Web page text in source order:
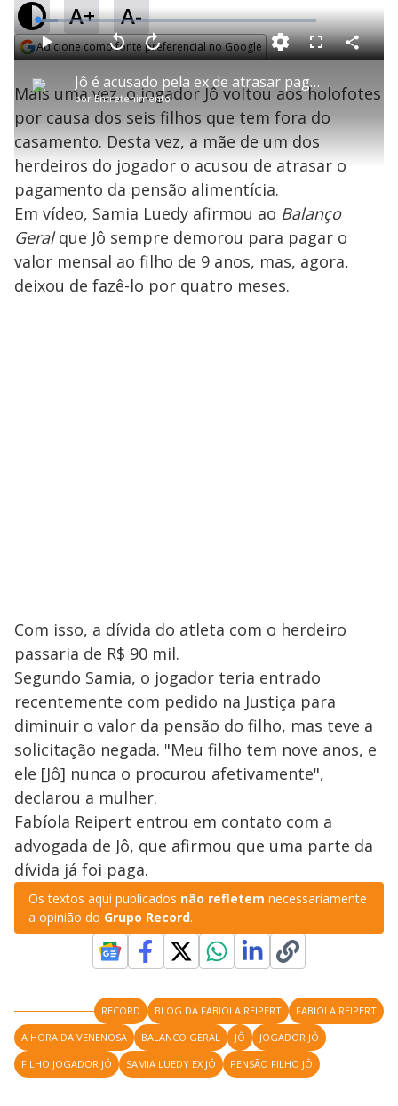
A+ A-
Adicione como fonte preferencial no Google
P
l
a
y
V
Jô é acusado pela ex de atrasar pagamento de pensão para o filho
porEntretenimento
P V
t
a
r
0
e
g
n
d
s
A
n
ç
a
1
e
u
n
o
s
M
u
d
o
L
o
a
d
e
.
3
7
%
F
l
s
c
r
e
n
C
o
a
r
Mais uma vez, o jogador Jô voltou aos holofotes
por causa dos seis filhos que tem fora do
casamento. Desta vez, a mãe de um dos
herdeiros do jogador o acusou de atrasar o
pagamento da pensão alimentícia.
Em vídeo, Samia Luedy afirmou ao Balanço
Geralque Jô sempre demorou para pagar o
valor mensal ao filho de 9 anos, mas, agora,
deixou de fazê-lo por quatro meses.
Com isso, a dívida do atleta com o herdeiro
passaria de R$ 90 mil.
Segundo Samia, o jogador teria entrado
recentemente com pedido na Justiça para
diminuir o valor da pensão do filho, mas teve a
solicitação negada. "Meu filho tem nove anos, e
ele [Jô] nunca o procurou afetivamente",
declarou a mulher.
Fabíola Reipert entrou em contato com a
advogada de Jô, que afirmou que uma parte da
dívida já foi paga.
Os textos aqui publicados não refletem necessariamente
a opinião do Grupo Record.
RECORD BLOG DA FABIOLA REIPERT
FABIOLA REIPERT
A HORA DA VENENOSA
BALANCO GERAL JÔ
JOGADOR JÔ
FILHO JOGADOR JÔ
SAMIA LUEDY EX JÔ PENSÃO FILHO JÔ